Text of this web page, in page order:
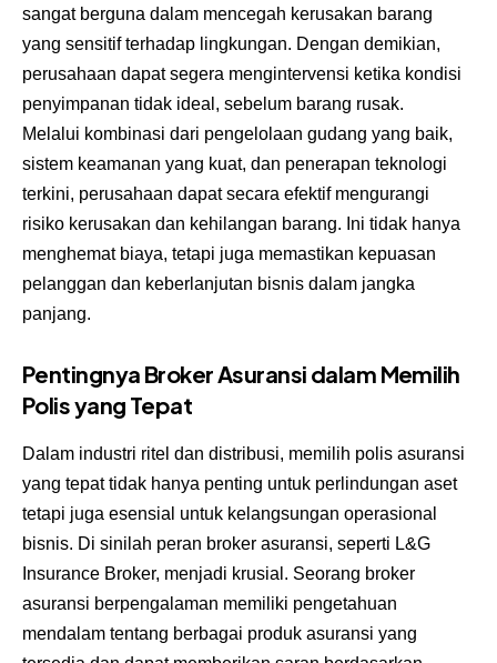
sangat berguna dalam mencegah kerusakan barang
yang sensitif terhadap lingkungan. Dengan demikian,
perusahaan dapat segera mengintervensi ketika kondisi
penyimpanan tidak ideal, sebelum barang rusak.
Melalui kombinasi dari pengelolaan gudang yang baik,
sistem keamanan yang kuat, dan penerapan teknologi
terkini, perusahaan dapat secara efektif mengurangi
risiko kerusakan dan kehilangan barang. Ini tidak hanya
menghemat biaya, tetapi juga memastikan kepuasan
pelanggan dan keberlanjutan bisnis dalam jangka
panjang.
Pentingnya Broker Asuransi dalam Memilih
Polis yang Tepat
Dalam industri ritel dan distribusi, memilih polis asuransi
yang tepat tidak hanya penting untuk perlindungan aset
tetapi juga esensial untuk kelangsungan operasional
bisnis. Di sinilah peran broker asuransi, seperti L&G
Insurance Broker, menjadi krusial. Seorang broker
asuransi berpengalaman memiliki pengetahuan
mendalam tentang berbagai produk asuransi yang